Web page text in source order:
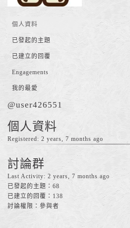
個人資料
已發起的主題
已建立的回覆
Engagements
我的最愛
@user426551
個人資料
Registered: 2 years, 7 months ago
討論群
Last Activity: 2 years, 7 months ago
已發起的主題：68
已建立的回覆：138
討論權限：參與者